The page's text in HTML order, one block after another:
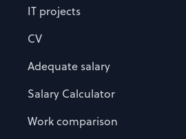
IT projects
CV
Adequate salary
Salary Calculator
Work comparison